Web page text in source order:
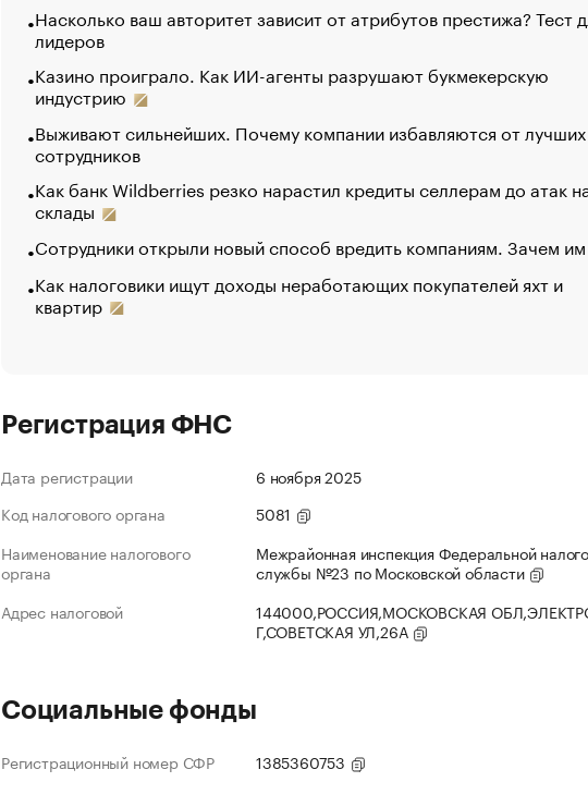
Насколько ваш авторитет зависит от атрибутов престижа? Тест
лидеров
Казино проиграло. Как ИИ-агенты разрушают букмекерскую
индустрию
Выживают сильнейших. Почему компании избавляются от лучших
сотрудников
Как банк Wildberries резко нарастил кредиты селлерам до атак
склады
Сотрудники открыли новый способ вредить компаниям. Зачем
Как налоговики ищут доходы неработающих покупателей яхт и
квартир
Регистрация ФНС
Дата регистрации
6 ноября 2025
Код налогового органа
5081
Наименование налогового
органа
Межрайонная инспекция Федеральной
службы №23 по Московской области
Адрес налоговой
144000,РОССИЯ,МОСКОВСКАЯ
Г,СОВЕТСКАЯ УЛ,26А
Социальные фонды
Регистрационный номер СФР 1385360753